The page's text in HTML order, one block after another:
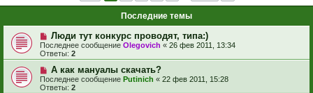
Последние темы
Люди тут конкурс проводят, типа:)
Последнее сообщение Olegovich « 26 фев 2011, 13:34
Ответы: 2
А как мануалы скачать?
Последнее сообщение Putinich « 22 фев 2011, 15:28
Ответы: 2